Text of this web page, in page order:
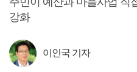
강화
이인국 기자